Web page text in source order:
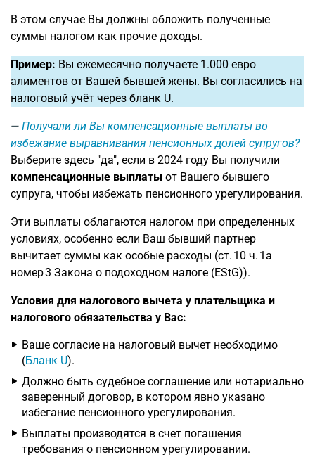
В этом случае Вы должны обложить полученные
суммы налогом как прочие доходы.
Пример: Вы ежемесячно получаете 1.000 евро
алиментов от Вашей бывшей жены. Вы согласились на
налоговый учёт через бланк U.
Получали ли Вы компенсационные выплаты во
избежание выравнивания пенсионных долей супругов?
Выберите здесь "да", если в 2024 году Вы получили
компенсационные выплаты от Вашего бывшего
супруга, чтобы избежать пенсионного урегулирования.
Эти выплаты облагаются налогом при определенных
условиях, особенно если Ваш бывший партнер
вычитает суммы как особые расходы (ст. 10 ч. 1a
номер 3 Закона о подоходном налоге (EStG)).
Условия для налогового вычета у плательщика и
налогового обязательства у Вас:
Ваше согласие на налоговый вычет необходимо
(Бланк U).
Должно быть судебное соглашение или нотариально
заверенный договор, в котором явно указано
избегание пенсионного урегулирования.
Выплаты производятся в счет погашения
требования о пенсионном урегулировании.